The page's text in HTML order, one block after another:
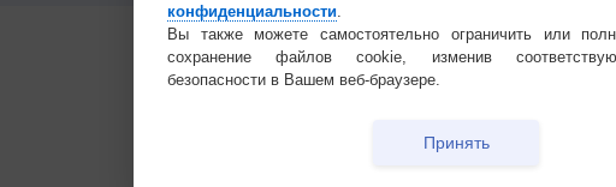
конфиденциальности
Вы также можете самостоятельно ограничить или
сохранение файлов cookie, изменив
безопасности в Вашем веб-браузере.
Принять